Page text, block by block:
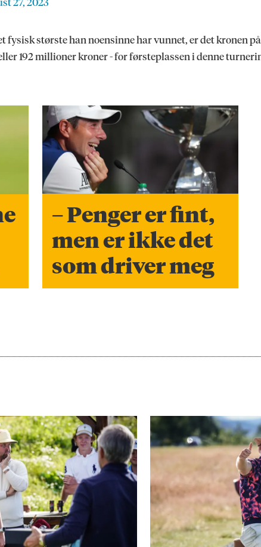
fysisk største han noensinne har vunnet, er det kronen
192 millioner kroner - for førsteplassen i denne
– Penger er fint,
men er ikke det
som driver meg